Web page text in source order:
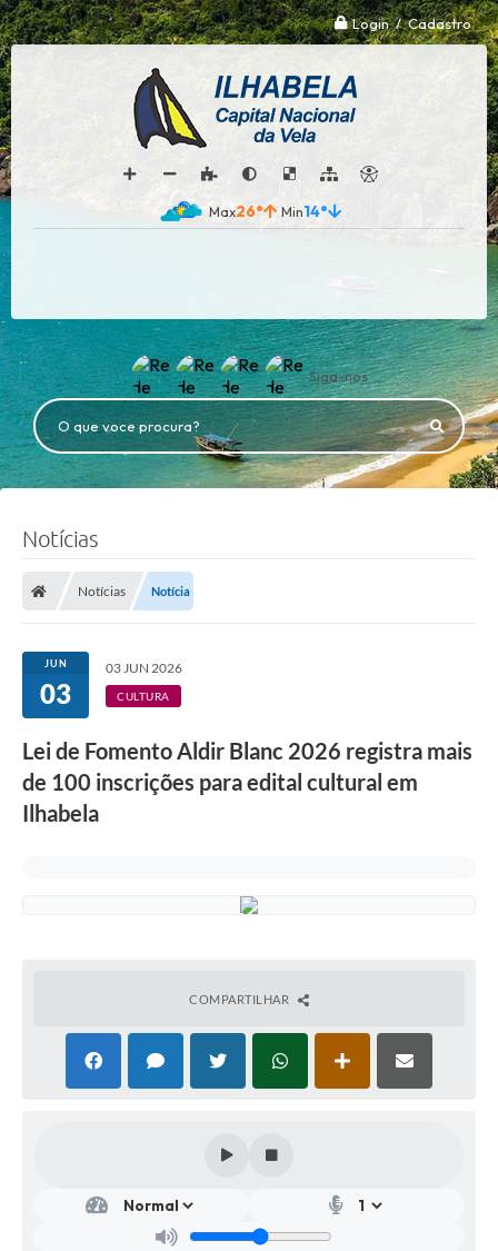
Login / Cadastro
26° 14°
Siga-nos
O que voce procura?
Notícias
Notícias Notícia
JUN
03
03 JUN 2026
CULTURA
Lei de Fomento Aldir Blanc 2026 registra mais
de 100 inscrições para edital cultural em
Ilhabela
COMPARTILHAR